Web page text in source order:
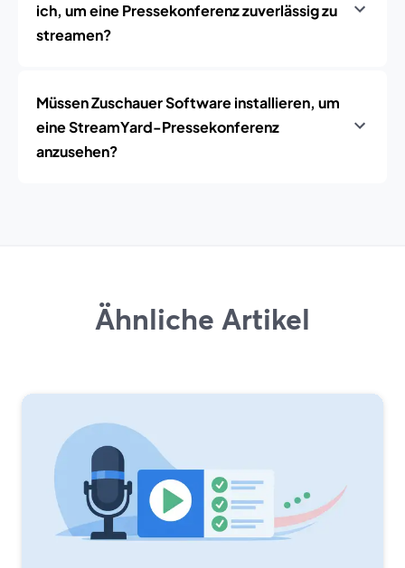
ich, um eine Pressekonferenz zuverlässig zu
streamen?
Müssen Zuschauer Software installieren, um
eine StreamYard-Pressekonferenz
anzusehen?
Ähnliche Artikel